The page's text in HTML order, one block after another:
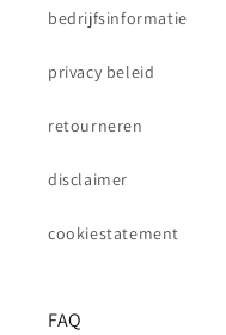
bedrijfsinformatie
privacy beleid
retourneren
disclaimer
cookiestatement
FAQ